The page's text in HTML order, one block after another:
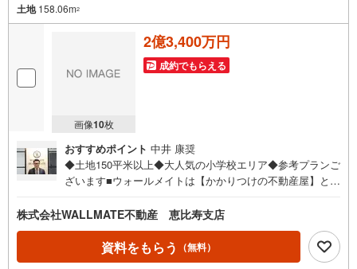
土地158.06m2
画像10枚
2億3,400万円
成約でもらえる
おすすめポイント 中井 康奨
◆土地150平米以上◆大人気の小学校エリア◆参考プランご
ざいます■ウォールメイトは【かかりつけの不動産屋】とし
心エリアに特化した情報網を駆使し、最良の不動産をご提
案。■住宅ローンシュミレーション無料相談会 毎日随時開
催中。■ウォールメイトオリジナルの住宅購入・住替え等に
ついて分かりやすく解説したガイドブックをご希望者様に
株式会社WALLMATE不動産 恵比寿支店
資料をもらう （無料）